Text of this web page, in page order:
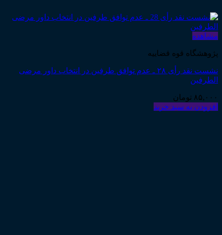
مشاهده
پژوهشگاه قوه قضاییه
نشست نقد رأی ۲۸ ـ عدم توافق طرفین در انتخاب داور مرضی
الطرفین
۸۵,۰۰۰ تومان
افزودن به سبد خرید